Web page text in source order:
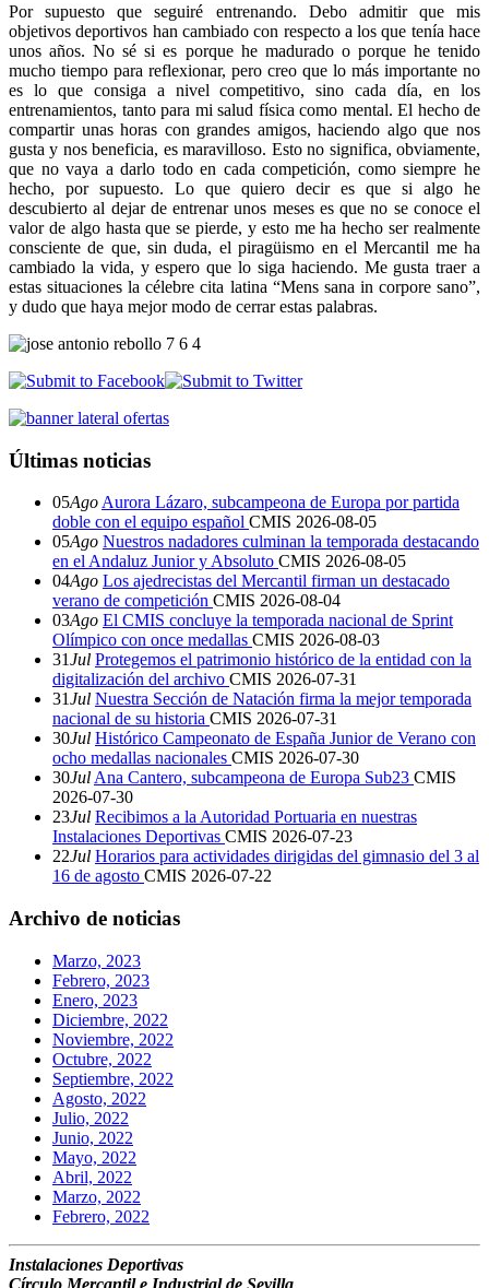
Por supuesto que seguiré entrenando. Debo admitir que mis
objetivos deportivos han cambiado con respecto a los que tenía hace
unos años. No sé si es porque he madurado o porque he tenido
mucho tiempo para reflexionar, pero creo que lo más importante no
es lo que consiga a nivel competitivo, sino cada día, en los
entrenamientos, tanto para mi salud física como mental. El hecho de
compartir unas horas con grandes amigos, haciendo algo que nos
gusta y nos beneficia, es maravilloso. Esto no significa, obviamente,
que no vaya a darlo todo en cada competición, como siempre he
hecho, por supuesto. Lo que quiero decir es que si algo he
descubierto al dejar de entrenar unos meses es que no se conoce el
valor de algo hasta que se pierde, y esto me ha hecho ser realmente
consciente de que, sin duda, el piragüismo en el Mercantil me ha
cambiado la vida, y espero que lo siga haciendo. Me gusta traer a
estas situaciones la célebre cita latina “Mens sana in corpore sano”,
y dudo que haya mejor modo de cerrar estas palabras.
Últimas noticias
05Ago Aurora Lázaro, subcampeona de Europa por partida
doble con el equipo español CMIS 2026-08-05
05Ago Nuestros nadadores culminan la temporada destacando
en el Andaluz Junior y Absoluto CMIS 2026-08-05
04Ago Los ajedrecistas del Mercantil firman un destacado
verano de competición CMIS 2026-08-04
03Ago El CMIS concluye la temporada nacional de Sprint
Olímpico con once medallas CMIS 2026-08-03
31Jul Protegemos el patrimonio histórico de la entidad con la
digitalización del archivo CMIS 2026-07-31
31Jul Nuestra Sección de Natación firma la mejor temporada
nacional de su historia CMIS 2026-07-31
30Jul Histórico Campeonato de España Junior de Verano con
ocho medallas nacionales CMIS 2026-07-30
30Jul Ana Cantero, subcampeona de Europa Sub23 CMIS
2026-07-30
23Jul Recibimos a la Autoridad Portuaria en nuestras
Instalaciones Deportivas CMIS 2026-07-23
22Jul Horarios para actividades dirigidas del gimnasio del 3 al
16 de agosto CMIS 2026-07-22
Archivo de noticias
Marzo, 2023
Febrero, 2023
Enero, 2023
Diciembre, 2022
Noviembre, 2022
Octubre, 2022
Septiembre, 2022
Agosto, 2022
Julio, 2022
Junio, 2022
Mayo, 2022
Abril, 2022
Marzo, 2022
Febrero, 2022
Instalaciones Deportivas
Círculo Mercantil e Industrial de Sevilla